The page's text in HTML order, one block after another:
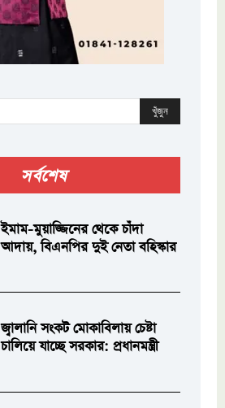
খুঁজুন
সর্বশেষ
ইমাম-মুয়াজ্জিনের থেকে চাঁদা
আদায়, বিএনপির দুই নেতা বহিস্কার
জ্বালানি সংকট মোকাবিলায় চেষ্টা
চালিয়ে যাচ্ছে সরকার: প্রধানমন্ত্রী